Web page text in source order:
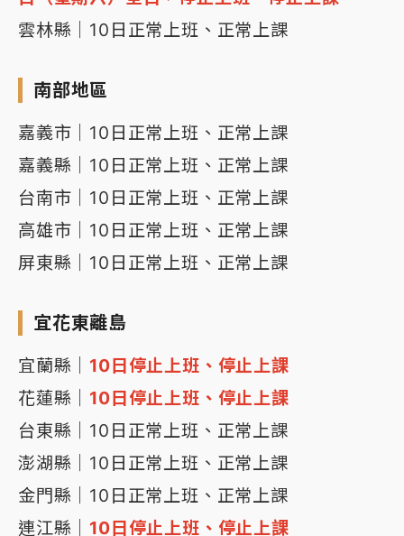
雲林縣｜10日正常上班、正常上課
南部地區
嘉義市｜10日正常上班、正常上課
嘉義縣｜10日正常上班、正常上課
台南市｜10日正常上班、正常上課
高雄市｜10日正常上班、正常上課
屏東縣｜10日正常上班、正常上課
宜花東離島
宜蘭縣｜ 10日停止上班、停止上課
花蓮縣｜ 10日停止上班、停止上課
台東縣｜10日正常上班、正常上課
澎湖縣｜10日正常上班、正常上課
金門縣｜10日正常上班、正常上課
連江縣｜ 10日停止上班、停止上課